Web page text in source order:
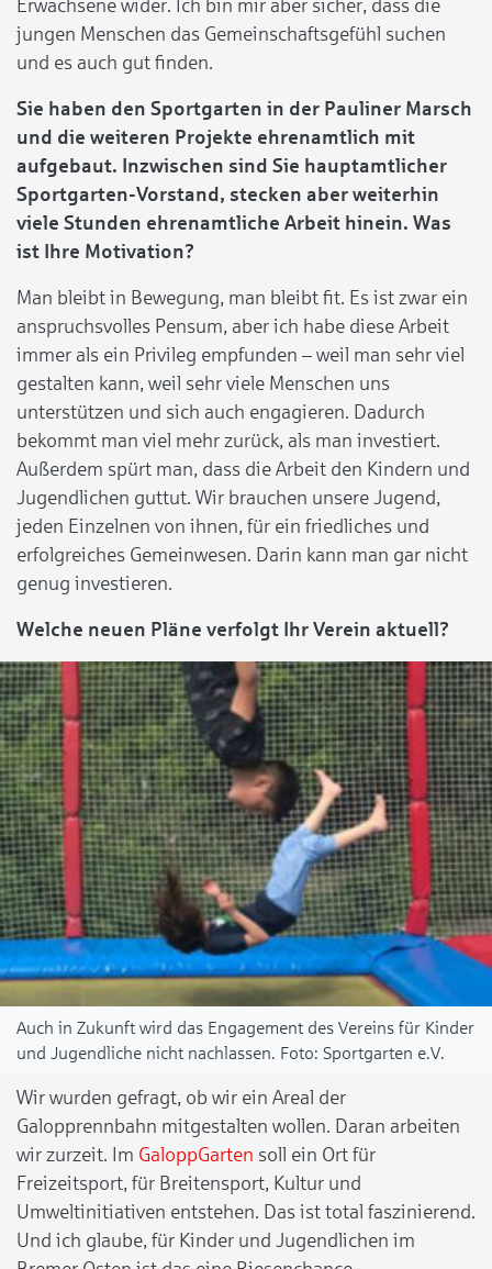
Erwachsene wider. Ich bin mir aber sicher, dass die
jungen Menschen das Gemeinschaftsgefühl suchen
und es auch gut finden.
Sie haben den Sportgarten in der Pauliner Marsch
und die weiteren Projekte ehrenamtlich mit
aufgebaut. Inzwischen sind Sie hauptamtlicher
Sportgarten-Vorstand, stecken aber weiterhin
viele Stunden ehrenamtliche Arbeit hinein. Was
ist Ihre Motivation?
Man bleibt in Bewegung, man bleibt fit. Es ist zwar ein
anspruchsvolles Pensum, aber ich habe diese Arbeit
immer als ein Privileg empfunden – weil man sehr viel
gestalten kann, weil sehr viele Menschen uns
unterstützen und sich auch engagieren. Dadurch
bekommt man viel mehr zurück, als man investiert.
Außerdem spürt man, dass die Arbeit den Kindern und
Jugendlichen guttut. Wir brauchen unsere Jugend,
jeden Einzelnen von ihnen, für ein friedliches und
erfolgreiches Gemeinwesen. Darin kann man gar nicht
genug investieren.
Welche neuen Pläne verfolgt Ihr Verein aktuell?
Auch in Zukunft wird das Engagement des Vereins für Kinder
und Jugendliche nicht nachlassen.
Sportgarten e.V.
Wir wurden gefragt, ob wir ein Areal der
Galopprennbahn mitgestalten wollen. Daran arbeiten
wir zurzeit. Im GaloppGarten soll ein Ort für
Freizeitsport, für Breitensport, Kultur und
Umweltinitiativen entstehen. Das ist total faszinierend.
Und ich glaube, für Kinder und Jugendlichen im